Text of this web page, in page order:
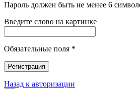
Пароль должен быть не менее 6
Введите слово на картинке
Обязательные поля *
Регистрация
Назад к авторизации